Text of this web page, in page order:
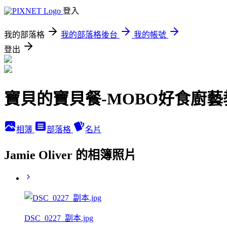
登入
我的部落格 我的部落格後台
我的帳號
登出
寶貝的寶貝餐-MOBO好食廚藝
相簿 部落格 名片
Jamie Oliver 的相簿照片
DSC_0227_副本.jpg